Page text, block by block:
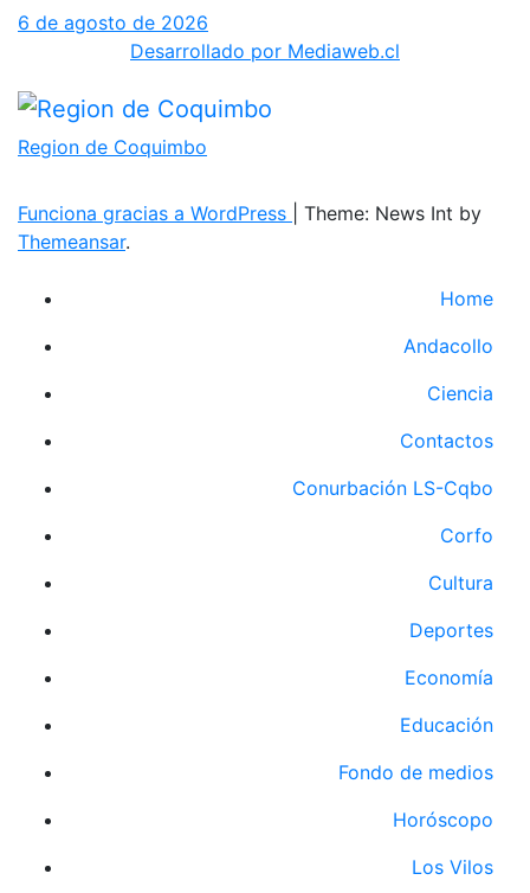
6 de agosto de 2026
Desarrollado por Mediaweb.cl
Region de Coquimbo
Funciona gracias a WordPress
Theme: News Int by
Themeansar.
Home
Andacollo
Ciencia
Contactos
Conurbación LS-Cqbo
Corfo
Cultura
Deportes
Economía
Educación
Fondo de medios
Horóscopo
Los Vilos